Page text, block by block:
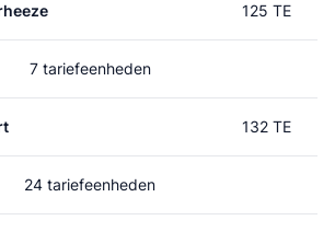
125 TE
7 tariefeenheden
132 TE
24 tariefeenheden